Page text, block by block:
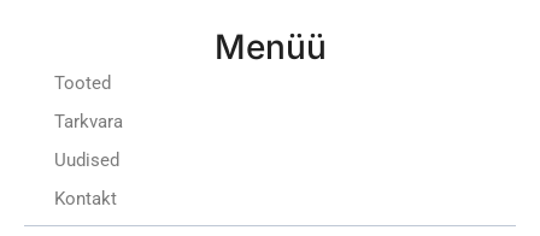
Menüü
Tooted
Tarkvara
Uudised
Kontakt